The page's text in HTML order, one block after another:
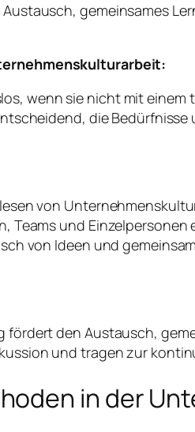
gemeinsames
wenn sie nicht mit
die
von
und
von Ideen und
den Austausch,
und tragen zur
in der